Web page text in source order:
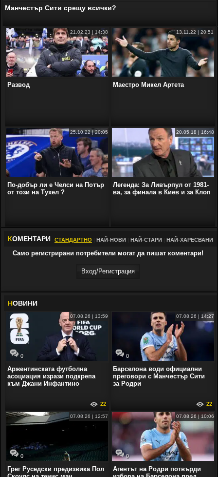
Манчестър Сити срещу всички?
21.02.23 | 14:38
Развод
13.11.22 | 20:51
Маестро Микел Артета
25.10.22 | 20:05
По-добър ли е Челси на Потър
от този на Тухел ?
20.05.18 | 16:48
Легенда: За Ливърпул от 1981-
ва, за финала в Киев и за Клоп
КОМЕНТАРИ СТАНДАРТНО НАЙ-НОВИ НАЙ-СТАРИ НАЙ-ХАРЕСВАНИ
Само регистрирани потребители могат да пишат коментари!
Вход/Регистрaция
НОВИНИ
0
07.08.26 | 13:59
Аржентинската футболна
асоциация изрази подкрепа
към Джани Инфантино
22
0
07.08.26 | 14:27
Барселона води официални
преговори с Манчестър Сити
за Родри
22
0
07.08.26 | 12:57
Грег Руседски предизвика Пол
0
07.08.26 | 10:06
Агентът на Родри потвърди